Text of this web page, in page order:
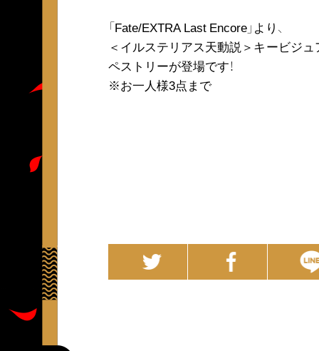
「Fate/EXTRA Last Encore」より、
＜イルステリアス天動説＞キービジ
ペストリーが登場です！
※お一人様3点まで